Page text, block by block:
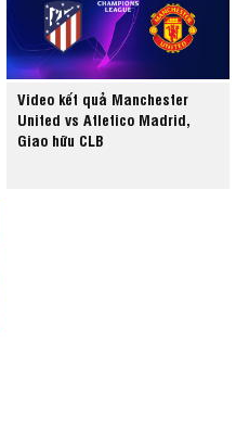
Video kết quả Manchester
United vs Atletico Madrid,
Giao hữu CLB